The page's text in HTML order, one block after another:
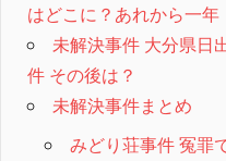
はどこに？あれから一年
未解決事件 大分県日
件 その後は？
未解決事件まとめ
みどり荘事件 冤罪